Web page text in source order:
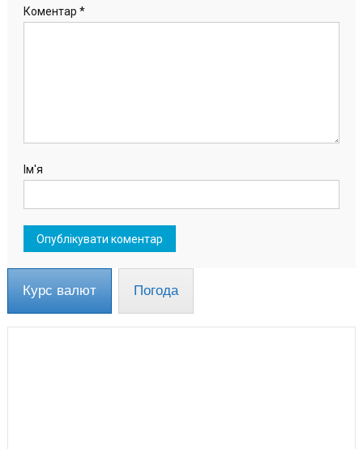
Коментар *
Ім'я
Курс валют Погода